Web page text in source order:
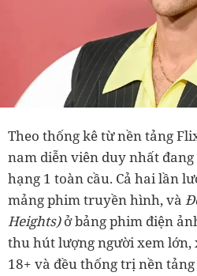
Theo thống kê từ nền tảng
nam diễn viên duy nhất
hạng 1 toàn cầu. Cả hai lần
mảng phim truyền hình, và
Heights)ở bảng phim điện
thu hút lượng người xem lớn,
18+ và đều thống trị nền tảng